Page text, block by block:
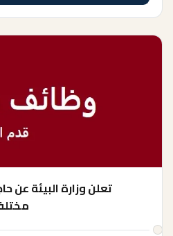
تعلن وزارة البيئة عن